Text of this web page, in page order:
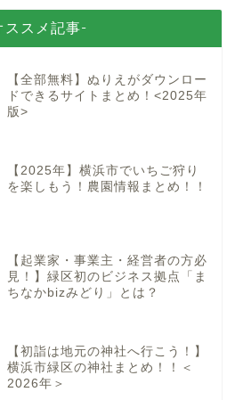
ススメ記事-
【全部無料】ぬりえがダウンロー
ドできるサイトまとめ！<2025年
版>
【2025年】横浜市でいちご狩り
を楽しもう！農園情報まとめ！！
【起業家・事業主・経営者の方必
見！】緑区初のビジネス拠点「ま
ちなかbizみどり」とは？
【初詣は地元の神社へ行こう！】
横浜市緑区の神社まとめ！！＜
2026年＞